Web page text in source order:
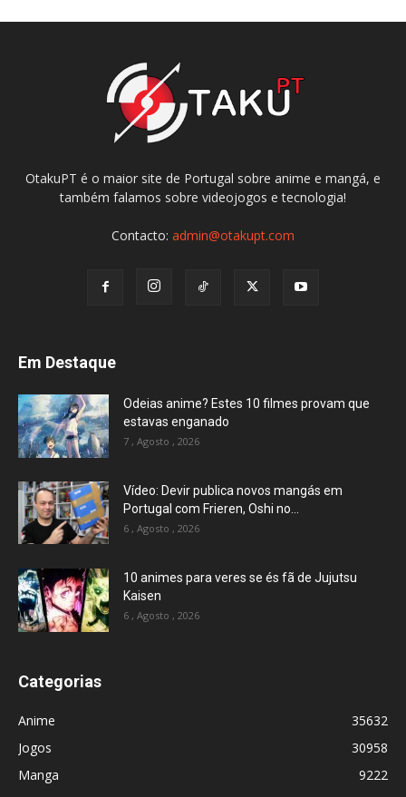
OtakuPT é o maior site de Portugal sobre anime e mangá, e
também falamos sobre videojogos e tecnologia!
Contacto: admin@otakupt.com
Em Destaque
Odeias anime? Estes 10 filmes provam que
estavas enganado
7 , Agosto , 2026
Vídeo: Devir publica novos mangás em
Portugal com Frieren, Oshi no...
6 , Agosto , 2026
10 animes para veres se és fã de Jujutsu
Kaisen
6 , Agosto , 2026
Categorias
Anime
35632
Jogos
30958
Manga
9222